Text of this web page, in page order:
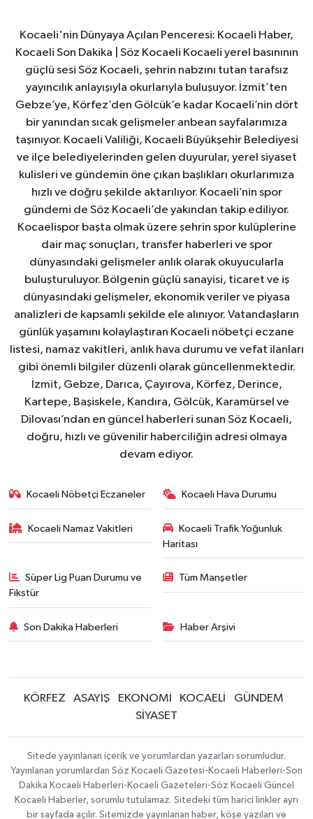
Kocaeli'nin Dünyaya Açılan Penceresi: Kocaeli Haber,
Kocaeli Son Dakika | Söz Kocaeli Kocaeli yerel basınının
güçlü sesi Söz Kocaeli, şehrin nabzını tutan tarafsız
yayıncılık anlayışıyla okurlarıyla buluşuyor. İzmit’ten
Gebze’ye, Körfez’den Gölcük’e kadar Kocaeli’nin dört
bir yanından sıcak gelişmeler anbean sayfalarımıza
taşınıyor. Kocaeli Valiliği, Kocaeli Büyükşehir Belediyesi
ve ilçe belediyelerinden gelen duyurular, yerel siyaset
kulisleri ve gündemin öne çıkan başlıkları okurlarımıza
hızlı ve doğru şekilde aktarılıyor. Kocaeli’nin spor
gündemi de Söz Kocaeli’de yakından takip ediliyor.
Kocaelispor başta olmak üzere şehrin spor kulüplerine
dair maç sonuçları, transfer haberleri ve spor
dünyasındaki gelişmeler anlık olarak okuyucularla
buluşturuluyor. Bölgenin güçlü sanayisi, ticaret ve iş
dünyasındaki gelişmeler, ekonomik veriler ve piyasa
analizleri de kapsamlı şekilde ele alınıyor. Vatandaşların
günlük yaşamını kolaylaştıran Kocaeli nöbetçi eczane
listesi, namaz vakitleri, anlık hava durumu ve vefat ilanları
gibi önemli bilgiler düzenli olarak güncellenmektedir.
İzmit, Gebze, Darıca, Çayırova, Körfez, Derince,
Kartepe, Başiskele, Kandıra, Gölcük, Karamürsel ve
Dilovası’ndan en güncel haberleri sunan Söz Kocaeli,
doğru, hızlı ve güvenilir haberciliğin adresi olmaya
devam ediyor.
Kocaeli Nöbetçi Eczaneler Kocaeli Hava Durumu
Kocaeli Namaz Vakitleri
Kocaeli Trafik Yoğunluk
Haritası
Süper Lig Puan Durumu ve
Fikstür
Tüm Manşetler
Son Dakika Haberleri Haber Arşivi
KÖRFEZ ASAYİŞ EKONOMİ KOCAELİ
GÜNDEM
SİYASET
Sitede yayınlanan içerik ve yorumlardan yazarları sorumludur.
Yayınlanan yorumlardan Söz Kocaeli Gazetesi-Kocaeli Haberleri-Son
Dakika Kocaeli Haberleri-Kocaeli Gazeteleri-Söz Kocaeli Güncel
Kocaeli Haberler, sorumlu tutulamaz. Sitedeki tüm harici linkler ayrı
bir sayfada açılır. Sitemizde yayınlanan haber, köşe yazıları ve